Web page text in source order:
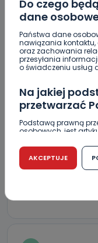
Do czego
dane
Państwa dane
nawiązania kontaktu,
oraz zachowania
przesyłania
o świadczeniu usług
Na jakiej
przetwarzać
Podstawą prawną
osobowych, jest
r. w sprawie ochrony
przetwarzaniem
swobodnego
dyrektywy 95/46/WE
Czy jest
na każdym etapie i
AKCEPTUJE
KOMENTARZE (5)
K Katarzyna21
Głęboki SZACUN
wody, ognia,
P Paweł